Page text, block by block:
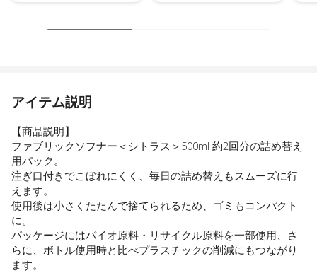
アイテム説明
【商品説明】
ファブリックソフナー＜シトラス＞500ml 約2回分の詰め替え
用パック。
注ぎ口付きでこぼれにくく、毎日の詰め替えもスムーズに行
えます。
使用後は小さくたたんで捨てられるため、ゴミもコンパクト
に。
パッケージにはバイオ原料・リサイクル原料を一部使用、さ
らに、ボトル使用時と比べプラスチックの削減にもつながり
ます。